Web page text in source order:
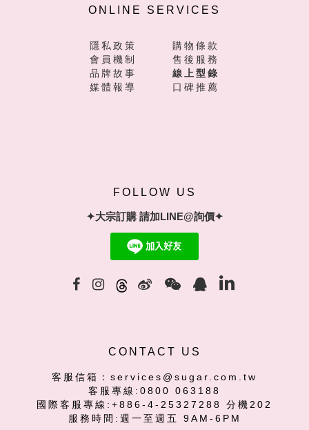
ONLINE SERVICES
隱私政策
購物條款
會員機制
售後服務
品牌故事
線上型錄
媒體報導
口碑推薦
FOLLOW US
✦大宗訂購 請加LINE@詢價✦
CONTACT US
客服信箱：services@sugar.com.tw
客服專線:0800 063188
國際客服專線:+886-4-25327288 分機202
服務時間:週一至週五 9AM-6PM